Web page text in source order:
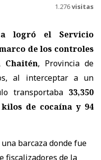
1.276visitas
logró el Servicio
de los controles
, Provincia de
al interceptar a un
transportaba 33,350
de cocaína y 94
barcaza donde fue
fiscalizadores de la